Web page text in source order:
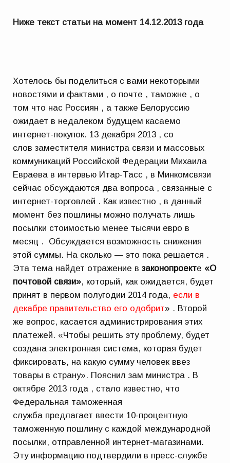
Ниже текст статьи на момент 14.12.2013 года
Хотелось бы поделиться с вами некоторыми
новостями и фактами , о почте , таможне , о
том что нас Россиян , а также Белоруссию
ожидает в недалеком будущем касаемо
интернет-покупок. 13 декабря 2013 , со
слов заместителя министра связи и массовых
коммуникаций Российской Федерации Михаила
Евраева в интервью Итар-Тасс , в Минкомсвязи
сейчас обсуждаются два вопроса , связанные с
интернет-торговлей . Как известно , в данный
момент без пошлины можно получать лишь
посылки стоимостью менее тысячи евро в
месяц . Обсуждается возможность снижения
этой суммы. На сколько — это пока решается .
Эта тема найдет отражение взаконопроекте «О
почтовой связи», который, как ожидается, будет
принят в первом полугодии 2014 года, если в
декабре правительство его одобрит» . Второй
же вопрос, касается администрирования этих
платежей. «Чтобы решить эту проблему, будет
создана электронная система, которая будет
фиксировать, на какую сумму человек ввез
товары в страну». Пояснил зам министра . В
октябре 2013 года , стало известно, что
Федеральная таможенная
служба предлагает ввести 10-процентную
таможенную пошлину с каждой международной
посылки, отправленной интернет-магазинами.
Эту информацию подтвердили в пресс-службе